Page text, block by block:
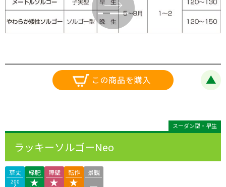
スーダン型・早生
ラッキーソルゴーNeo
草丈
200
緑肥 障壁 転作 景観